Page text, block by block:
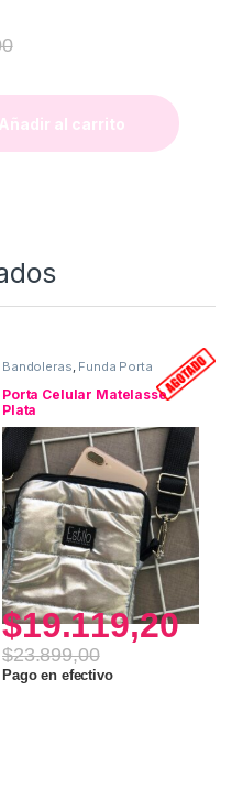
Añadir al carrito
Bandoleras, Funda Porta
personal
Porta Celular Matelasse
Plata
$19.119,20
$23.899,00
Pago en efectivo